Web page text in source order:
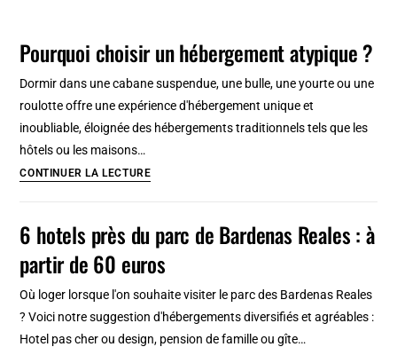
Pourquoi choisir un hébergement atypique ?
Dormir dans une cabane suspendue, une bulle, une yourte ou une
roulotte offre une expérience d'hébergement unique et
inoubliable, éloignée des hébergements traditionnels tels que les
hôtels ou les maisons…
CONTINUER LA LECTUREPourquoi
hébergement
atypique
6 hotels près du parc de Bardenas Reales : à
partir de 60 euros
Où loger lorsque l'on souhaite visiter le parc des Bardenas Reales
? Voici notre suggestion d'hébergements diversifiés et agréables :
Hotel pas cher ou design, pension de famille ou gîte…